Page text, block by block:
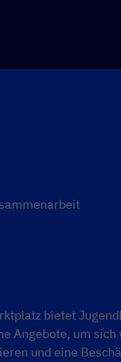
bietet
Angebote, um
und eine